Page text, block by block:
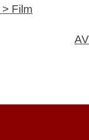
Film